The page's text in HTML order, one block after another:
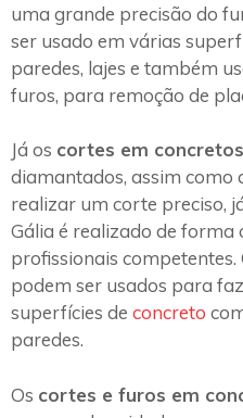
uma grande precisão do
ser usado em várias
paredes, lajes e também
furos, para remoção de
Já os cortes em concretos
diamantados, assim
realizar um corte preciso,
Gália é realizado de forma
profissionais competentes.
podem ser usados para
superfícies de concreto
paredes.
Os cortes e furos em